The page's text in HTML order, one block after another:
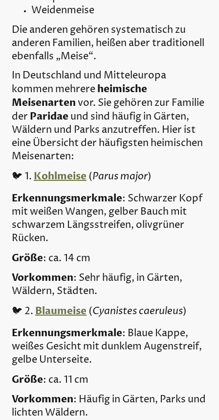
Weidenmeise
Die anderen gehören systematisch zu
anderen Familien, heißen aber traditionell
ebenfalls „Meise“.
In Deutschland und Mitteleuropa
kommen mehrereheimische
Meisenartenvor. Sie gehören zur Familie
der Paridae und sind häufig in Gärten,
Wäldern und Parks anzutreffen. Hier ist
eine Übersicht der häufigsten heimischen
Meisenarten:
🐦 1. Kohlmeise (Parus major)
Erkennungsmerkmale: Schwarzer Kopf
mit weißen Wangen, gelber Bauch mit
schwarzem Längsstreifen, olivgrüner
Rücken.
Größe: ca. 14 cm
Vorkommen: Sehr häufig, in Gärten,
Wäldern, Städten.
🐦 2. Blaumeise (Cyanistes caeruleus)
Erkennungsmerkmale: Blaue Kappe,
weißes Gesicht mit dunklem Augenstreif,
gelbe Unterseite.
Größe: ca. 11 cm
Vorkommen: Häufig in Gärten, Parks und
lichten Wäldern.